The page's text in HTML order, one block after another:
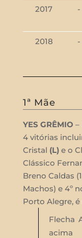
2017
-
2018
-
1ª Mãe
YES GRÊMIO –
4 vitórias
Cristal (L)e o
Clássico
Breno Caldas
Machos) e 4º
Porto Alegre, é
Flecha
acima